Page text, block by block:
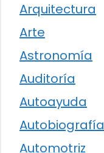
Arquitectura
Arte
Astronomía
Auditoría
Autoayuda
Autobiografía
Automotriz